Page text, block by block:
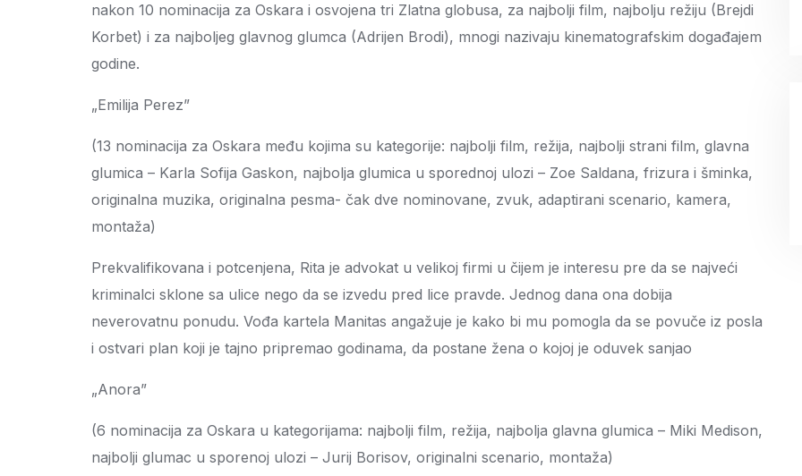
nakon 10 nominacija za Oskara i osvojena tri Zlatna globusa, za najbolji film, najbolju režiju (Brejdi
Korbet) i za najboljeg glavnog glumca (Adrijen Brodi), mnogi nazivaju kinematografskim događajem
godine.
„Emilija Perez”
(13 nominacija za Oskara među kojima su kategorije: najbolji film, režija, najbolji strani film, glavna
glumica – Karla Sofija Gaskon, najbolja glumica u sporednoj ulozi – Zoe Saldana, frizura i šminka,
originalna muzika, originalna pesma- čak dve nominovane, zvuk, adaptirani scenario, kamera,
montaža)
Prekvalifikovana i potcenjena, Rita je advokat u velikoj firmi u čijem je interesu pre da se najveći
kriminalci sklone sa ulice nego da se izvedu pred lice pravde. Jednog dana ona dobija
neverovatnu ponudu. Vođa kartela Manitas angažuje je kako bi mu pomogla da se povuče iz posla
i ostvari plan koji je tajno pripremao godinama, da postane žena o kojoj je oduvek sanjao
„Anora”
(6 nominacija za Oskara u kategorijama: najbolji film, režija, najbolja glavna glumica – Miki Medison,
najbolji glumac u sporenoj ulozi – Jurij Borisov, originalni scenario, montaža)